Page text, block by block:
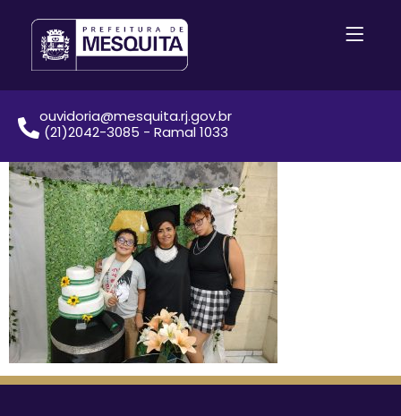
ouvidoria@mesquita.rj.gov.br
(21)2042-3085 - Ramal 1033